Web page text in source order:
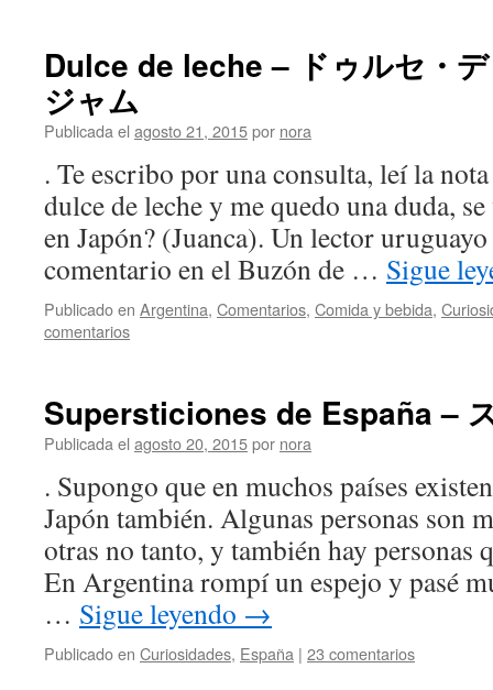
Dulce de leche – ドゥルセ・
ジャム
Publicada el agosto 21, 2015por nora
. Te escribo por una consulta, leí la
dulce de leche y me quedo una duda,
en Japón? (Juanca). Un lector
comentario en el Buzón de … Sigue
Publicado en Argentina, Comentarios, Comida y bebida,
comentarios
Supersticiones de España –
Publicada el agosto 20, 2015por nora
. Supongo que en muchos países
Japón también. Algunas personas son
otras no tanto, y también hay personas
En Argentina rompí un espejo y pasé
… Sigue leyendo →
Publicado en Curiosidades, España | 23 comentarios